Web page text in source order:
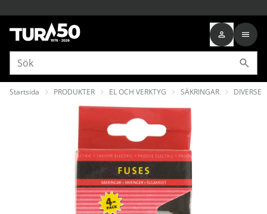
Startsida PRODUKTER EL OCH VERKTYG SÄKRINGAR DIVERSE